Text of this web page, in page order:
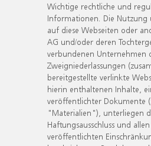
Wichtige rechtliche und
Informationen. Die
auf diese Webseiten oder
AG und/oder deren
verbundenen Unternehmen
Zweigniederlassungen
bereitgestellte verlinkte
hierin enthaltenen Inhalte,
veröffentlichter Dokumente
"Materialien"), unterliegen
Haftungsausschluss und
veröffentlichten